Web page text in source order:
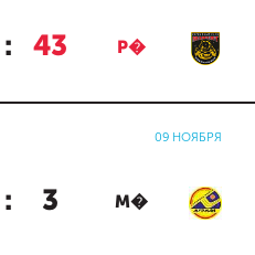
: 43 Р�
09 НОЯБРЯ
: 3 М�